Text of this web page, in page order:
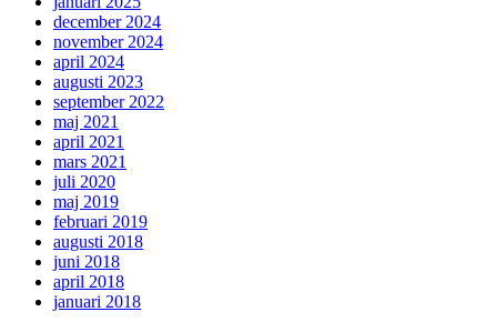
december 2024
november 2024
april 2024
augusti 2023
september 2022
maj 2021
april 2021
mars 2021
juli 2020
maj 2019
februari 2019
augusti 2018
juni 2018
april 2018
januari 2018